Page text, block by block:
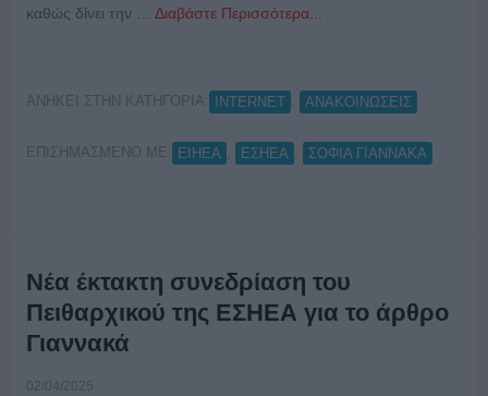
καθώς δίνει την … Διαβάστε Περισσότερα...
ΑΝΗΚΕΙ ΣΤΗΝ ΚΑΤΗΓΟΡΙΑ: INTERNET ΑΝΑΚΟΙΝΩΣΕΙΣ
ΕΠΙΣΗΜΑΣΜΕΝΟ ΜΕ: ΕΙΗΕΑ ΕΣΗΕΑ ΣΟΦΙΑ ΓΙΑΝΝΑΚΑ
Νέα έκτακτη συνεδρίαση του
Πειθαρχικού της ΕΣΗΕΑ για το άρθρο
Γιαννακά
02/04/2025